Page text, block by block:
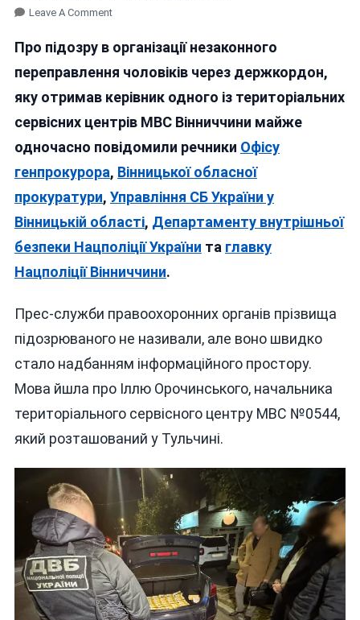
Leave A CommentOn
НЕЗАКОННЕ
ПЕРЕПРАВЛЕННЯ
ЧЕРЕЗ
КОРДОН
ЗАТРИМАНО
ТУЛЬЧИНСЬКОГО
СЕРВІСНОГО
ЦЕНТРУ
Про підозру в організації незаконного
переправлення чоловіків через держкордон,
яку отримав керівник одного із територіальних
сервісних центрів МВС Вінниччини майже
одночасно повідомили речники Офісу
генпрокурора, Вінницької обласної
прокуратури, Управління СБ України у
Вінницькій області, Департаменту внутрішньої
безпеки Нацполіції України та главку
Нацполіції Вінниччини.
Прес-служби правоохоронних органів прізвища
підозрюваного не називали, але воно швидко
стало надбанням інформаційного простору.
Мова йшла про Іллю Орочинського, начальника
територіального сервісного центру МВС №0544,
який розташований у Тульчині.